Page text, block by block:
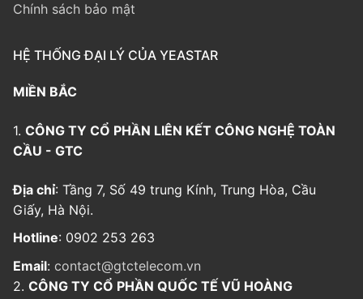
Chính sách bảo mật
HỆ THỐNG ĐẠI LÝ CỦA YEASTAR
MIỀN BẮC
1. CÔNG TY CỔ PHẦN LIÊN KẾT CÔNG NGHỆ TOÀN
CẦU - GTC
Địa chỉ: Tầng 7, Số 49 trung Kính, Trung Hòa, Cầu
Giấy, Hà Nội.
Hotline: 0902 253 263
Email: contact@gtctelecom.vn
2. CÔNG TY CỔ PHẦN QUỐC TẾ VŨ HOÀNG